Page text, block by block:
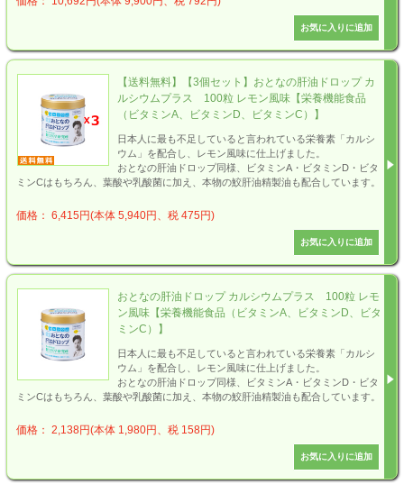
【送料無料】【3個セット】おとなの肝油ドロップ カ
ルシウムプラス 100粒 レモン風味【栄養機能食品
（ビタミンA、ビタミンD、ビタミンC）】
日本人に最も不足していると言われている栄養素「カルシ
ウム」を配合し、レモン風味に仕上げました。
おとなの肝油ドロップ同様、ビタミンA・ビタミンD・ビタ
ミンCはもちろん、葉酸や乳酸菌に加え、本物の鮫肝油精製油も配合しています。
価格： 6,415円(本体 5,940円、税 475円)
おとなの肝油ドロップ カルシウムプラス 100粒 レモ
ン風味【栄養機能食品（ビタミンA、ビタミンD、ビタ
ミンC）】
日本人に最も不足していると言われている栄養素「カルシ
ウム」を配合し、レモン風味に仕上げました。
おとなの肝油ドロップ同様、ビタミンA・ビタミンD・ビタ
ミンCはもちろん、葉酸や乳酸菌に加え、本物の鮫肝油精製油も配合しています。
価格： 2,138円(本体 1,980円、税 158円)